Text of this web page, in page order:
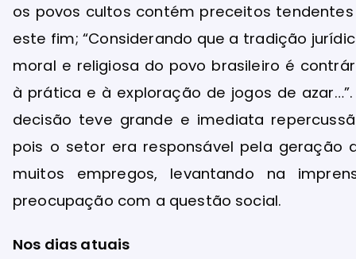
os povos cultos contém preceitos
este fim; “Considerando que a tradição
moral e religiosa do povo brasileiro é
à prática e à exploração de jogos de azar…”.
decisão teve grande e imediata
pois o setor era responsável pela geração
muitos empregos, levantando na
preocupação com a questão social.
Nos dias atuais